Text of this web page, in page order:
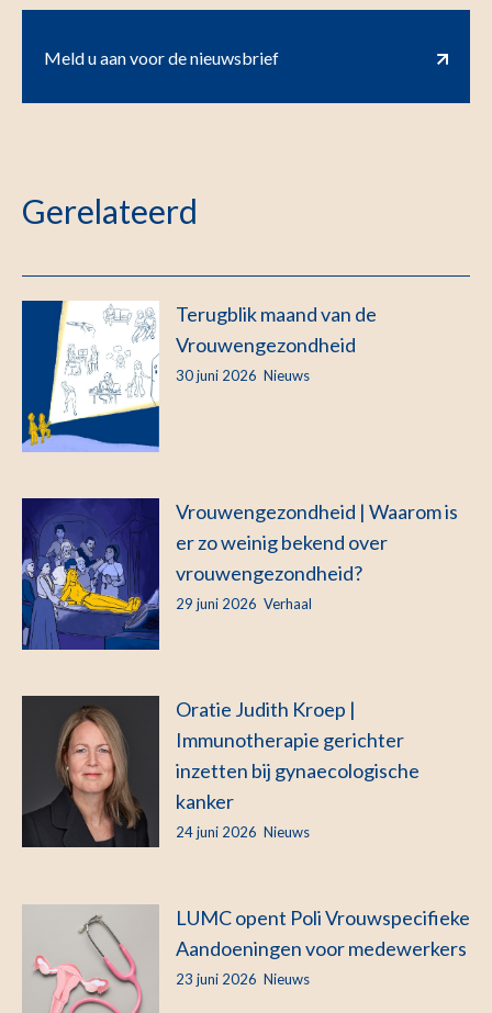
Meld u aan voor de nieuwsbrief
Gerelateerd
Terugblik maand van de
Vrouwengezondheid
30 juni 2026 Nieuws
Vrouwengezondheid | Waarom is
er zo weinig bekend over
vrouwengezondheid?
29 juni 2026 Verhaal
Oratie Judith Kroep |
Immunotherapie gerichter
inzetten bij gynaecologische
kanker
24 juni 2026 Nieuws
LUMC opent Poli Vrouwspecifieke
Aandoeningen voor medewerkers
23 juni 2026 Nieuws